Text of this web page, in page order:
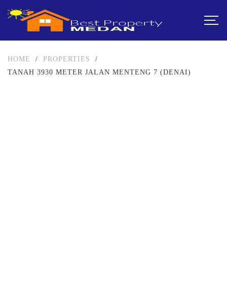
HOME / PROPERTIES
/
TANAH 3930 METER JALAN MENTENG 7 (DENAI)